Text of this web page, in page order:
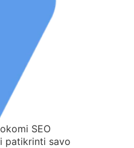
SEO
patikrinti savo